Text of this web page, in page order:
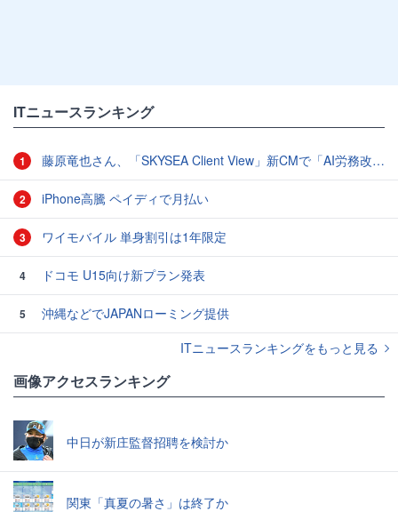
ITニュースランキング
1 藤原竜也さん、「SKYSEA Client View」新CMで「AI労務改善」をアピール 働き方をAIが分析したら「すぐに休んで」と言われる？
2 iPhone高騰 ペイディで月払い
3 ワイモバイル 単身割引は1年限定
4 ドコモ U15向け新プラン発表
5
沖縄などでJAPANローミング提供
ITニュースランキングをもっと見る
画像アクセスランキング
中日が新庄監督招聘を検討か
関東「真夏の暑さ」は終了か